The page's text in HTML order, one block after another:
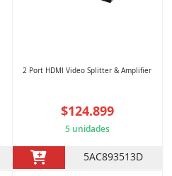
2 Port HDMI Video Splitter & Amplifier
$124.899
5 unidades
5AC893513D